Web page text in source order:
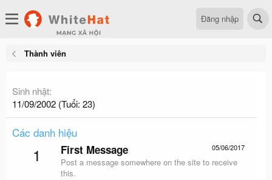
Đăng nhập
Thành viên
Sinh nhật
11/09/2002 (Tuổi: 23)
Các danh hiệu
1 05/06/2017
First Message
Post a message somewhere on the site to receive
this.